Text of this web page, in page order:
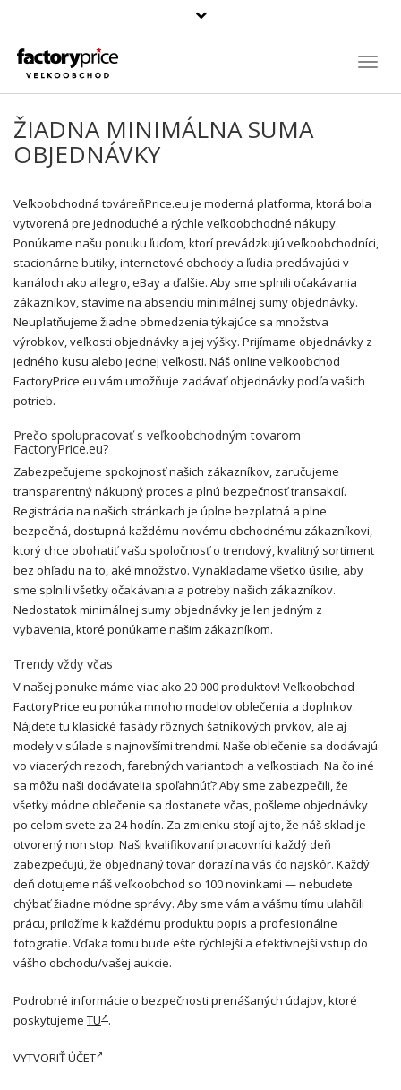
Szukaj
produktu
ŽIADNA MINIMÁLNA SUMA
OBJEDNÁVKY
Veľkoobchodná továreňPrice.eu je moderná platforma, ktorá bola
vytvorená pre jednoduché a rýchle veľkoobchodné nákupy.
Ponúkame našu ponuku ľuďom, ktorí prevádzkujú veľkoobchodníci,
stacionárne butiky, internetové obchody a ľudia predávajúci v
kanáloch ako allegro, eBay a ďalšie. Aby sme splnili očakávania
zákazníkov, stavíme na absenciu minimálnej sumy objednávky.
Neuplatňujeme žiadne obmedzenia týkajúce sa množstva
výrobkov, veľkosti objednávky a jej výšky. Prijímame objednávky z
jedného kusu alebo jednej veľkosti. Náš online veľkoobchod
FactoryPrice.eu vám umožňuje zadávať objednávky podľa vašich
potrieb.
Prečo spolupracovať s veľkoobchodným tovarom
FactoryPrice.eu?
Zabezpečujeme spokojnosť našich zákazníkov, zaručujeme
transparentný nákupný proces a plnú bezpečnosť transakcií.
Registrácia na našich stránkach je úplne bezplatná a plne
bezpečná, dostupná každému novému obchodnému zákazníkovi,
ktorý chce obohatiť vašu spoločnosť o trendový, kvalitný sortiment
bez ohľadu na to, aké množstvo. Vynakladame všetko úsilie, aby
sme splnili všetky očakávania a potreby našich zákazníkov.
Nedostatok minimálnej sumy objednávky je len jedným z
vybavenia, ktoré ponúkame našim zákazníkom.
Trendy vždy včas
V našej ponuke máme viac ako 20 000 produktov! Veľkoobchod
FactoryPrice.eu ponúka mnoho modelov oblečenia a doplnkov.
Nájdete tu klasické fasády rôznych šatníkových prvkov, ale aj
modely v súlade s najnovšími trendmi. Naše oblečenie sa dodávajú
vo viacerých rezoch, farebných variantoch a veľkostiach. Na čo iné
sa môžu naši dodávatelia spoľahnúť? Aby sme zabezpečili, že
všetky módne oblečenie sa dostanete včas, pošleme objednávky
po celom svete za 24 hodín. Za zmienku stojí aj to, že náš sklad je
otvorený non stop. Naši kvalifikovaní pracovníci každý deň
zabezpečujú, že objednaný tovar dorazí na vás čo najskôr. Každý
deň dotujeme náš veľkoobchod so 100 novinkami — nebudete
chýbať žiadne módne správy. Aby sme vám a vášmu tímu uľahčili
prácu, priložíme k každému produktu popis a profesionálne
fotografie. Vďaka tomu bude ešte rýchlejší a efektívnejší vstup do
vášho obchodu/vašej aukcie.
Podrobné informácie o bezpečnosti prenášaných údajov, ktoré
poskytujeme TU .
VYTVORIŤ ÚČET